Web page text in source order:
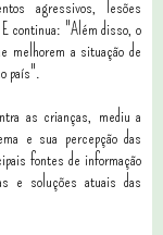
agressivos, lesões
continua: "Além disso, o
melhorem a situação de
país".
as crianças, mediu a
e sua percepção das
fontes de informação
e soluções atuais das